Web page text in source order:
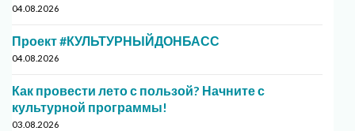
04.08.2026
Проект #КУЛЬТУРНЫЙДОНБАСС
04.08.2026
Как провести лето с пользой? Начните с
культурной программы!
03.08.2026